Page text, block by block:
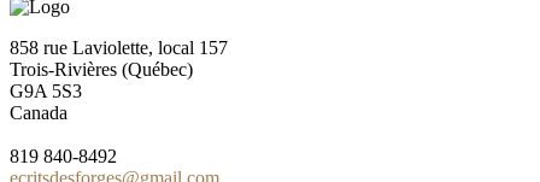
858 rue Laviolette, local 157
Trois-Rivières (Québec)
G9A 5S3
Canada
819 840-8492
ecritsdesforges@gmail.com